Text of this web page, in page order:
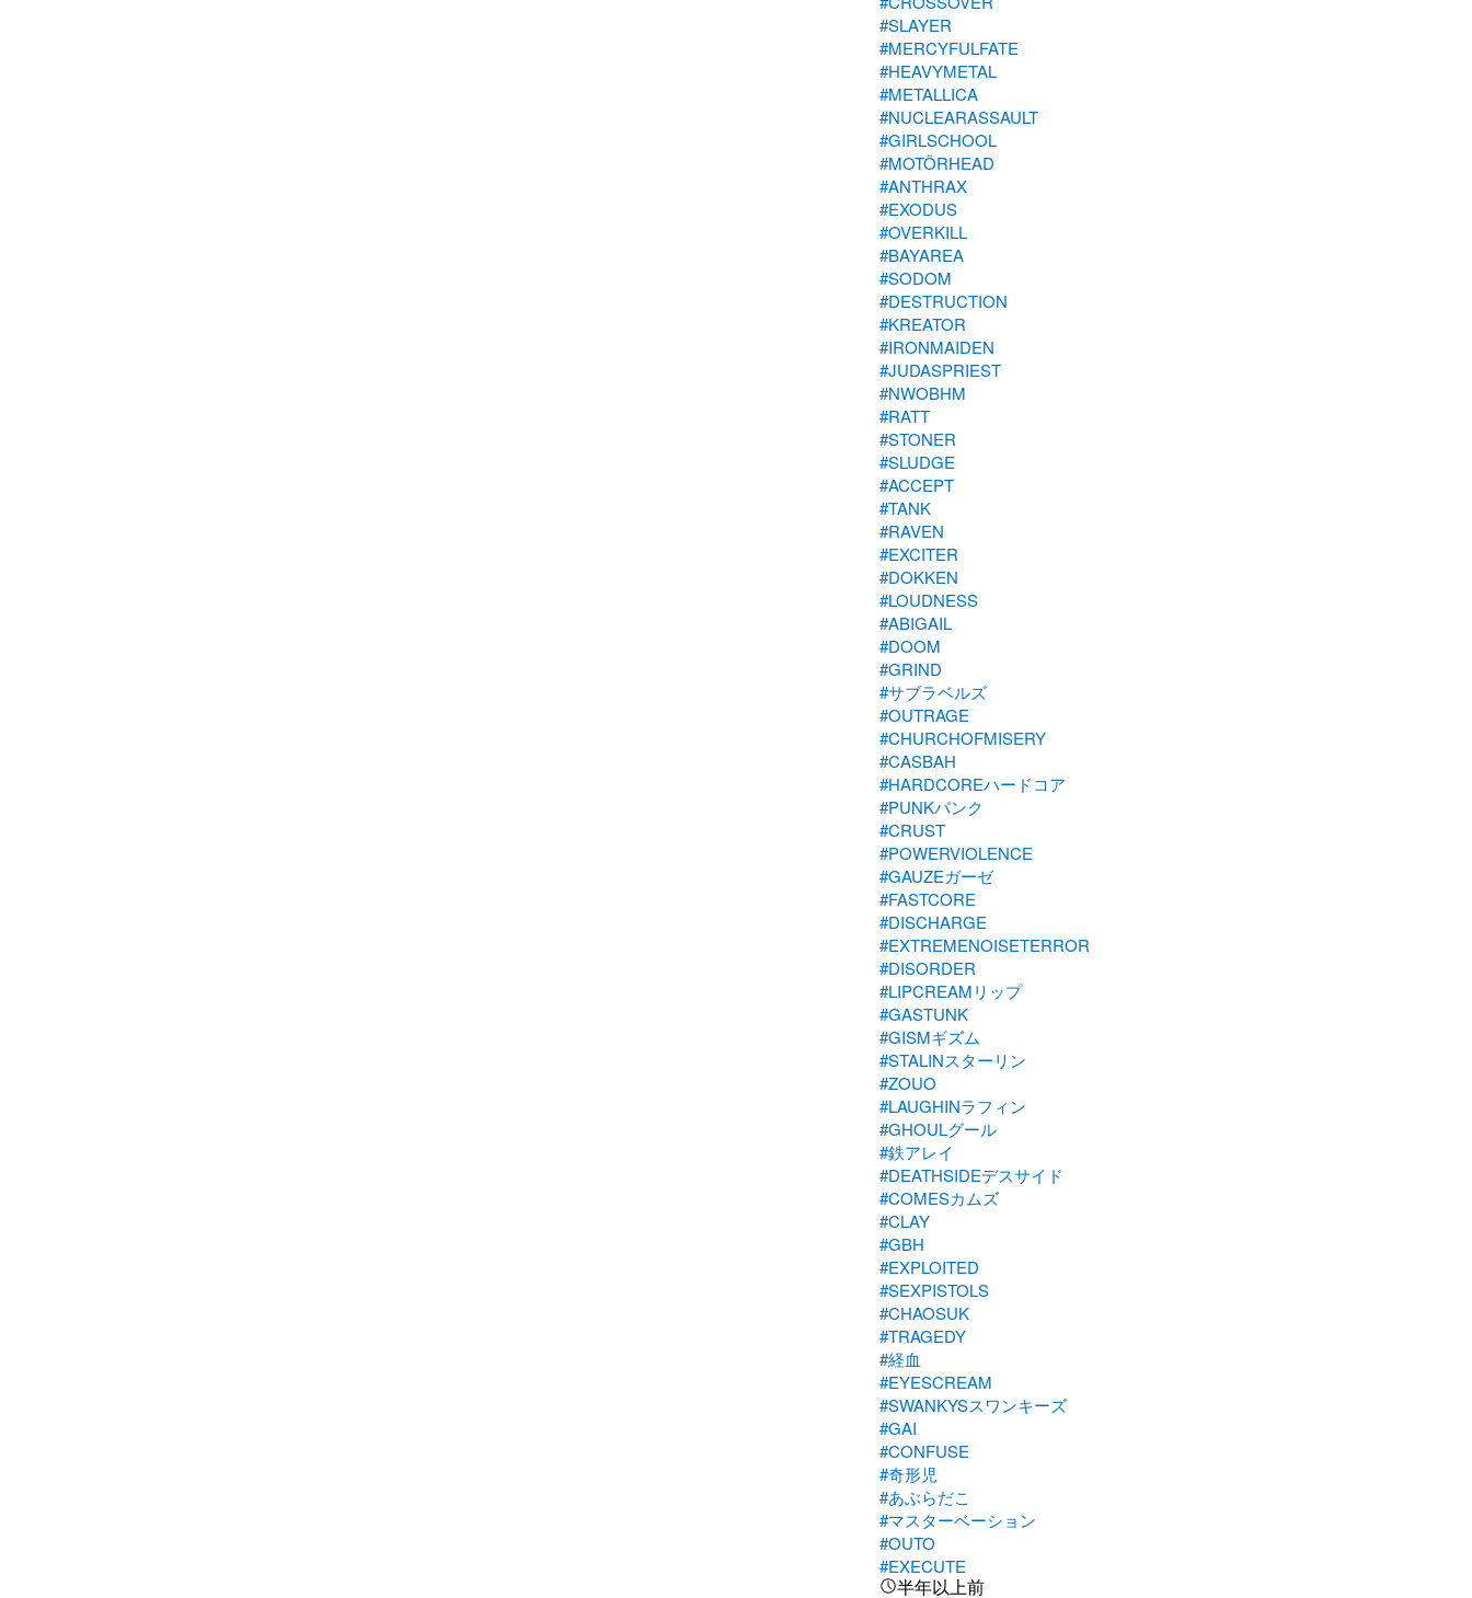
#SLAYER
#MERCYFULFATE
#HEAVYMETAL
#METALLICA
#NUCLEARASSAULT
#GIRLSCHOOL
#MOTÖRHEAD
#ANTHRAX
#EXODUS
#OVERKILL
#BAYAREA
#SODOM
#DESTRUCTION
#KREATOR
#IRONMAIDEN
#JUDASPRIEST
#NWOBHM
#RATT
#STONER
#SLUDGE
#ACCEPT
#TANK
#RAVEN
#EXCITER
#DOKKEN
#LOUDNESS
#ABIGAIL
#DOOM
#GRIND
#サブラベルズ
#OUTRAGE
#CHURCHOFMISERY
#CASBAH
#HARDCOREハードコア
#PUNKパンク
#CRUST
#POWERVIOLENCE
#GAUZEガーゼ
#FASTCORE
#DISCHARGE
#EXTREMENOISETERROR
#DISORDER
#LIPCREAMリップ
#GASTUNK
#GISMギズム
#STALINスターリン
#ZOUO
#LAUGHINラフィン
#GHOULグール
#鉄アレイ
#DEATHSIDEデスサイド
#COMESカムズ
#CLAY
#GBH
#EXPLOITED
#SEXPISTOLS
#CHAOSUK
#TRAGEDY
#経血
#EYESCREAM
#SWANKYSスワンキーズ
#GAI
#CONFUSE
#奇形児
#あぶらだこ
#マスターベーション
#OUTO
#EXECUTE
半年以上前